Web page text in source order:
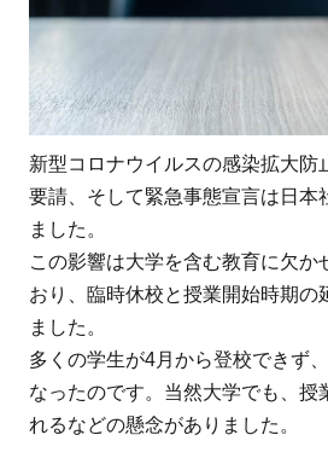
ラ
ン
授
業
の
施
率
と
現
状
1.1
新型コロナウイルスの感染拡大防
要請、そして緊急事態宣言は日本
ました。
この影響は大学を含む教育に欠か
おり、臨時休校と授業開始時期の
ました。
多くの学生が4月から登校できず、
なったのです。当然大学でも、授
れるなどの懸念がありました。